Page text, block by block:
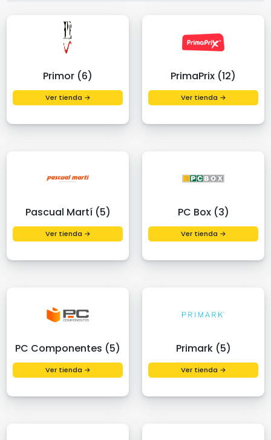
Primor (6)
Ver tienda →
PrimaPrix (12)
Ver tienda →
Pascual Martí (5)
Ver tienda →
PC Box (3)
Ver tienda →
PC Componentes (5)
Ver tienda →
Primark (5)
Ver tienda →